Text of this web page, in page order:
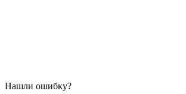
Нашли ошибку?